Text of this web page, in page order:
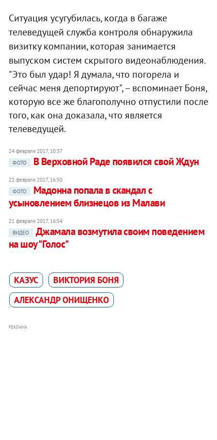
Ситуация усугубилась, когда в багаже
телеведущей служба контроля обнаружила
визитку компании, которая занимается
выпуском систем скрытого видеонаблюдения.
"Это был удар! Я думала, что погорела и
сейчас меня депортируют", – вспоминает Боня,
которую все же благополучно отпустили после
того, как она доказала, что является
телеведущей.
24 февраля 2017, 10:37
ФОТО
В Верховной Раде появился свой Ждун
22 февраля 2017, 16:50
ФОТО
Мадонна попала в скандал с
усыновлением близнецов из Малави
21 февраля 2017, 16:54
ВИДЕО
Джамала возмутила своим поведением
на шоу "Голос"
КАЗУС
ВИКТОРИЯ БОНЯ
АЛЕКСАНДР ОНИЩЕНКО
РЕКЛАМА